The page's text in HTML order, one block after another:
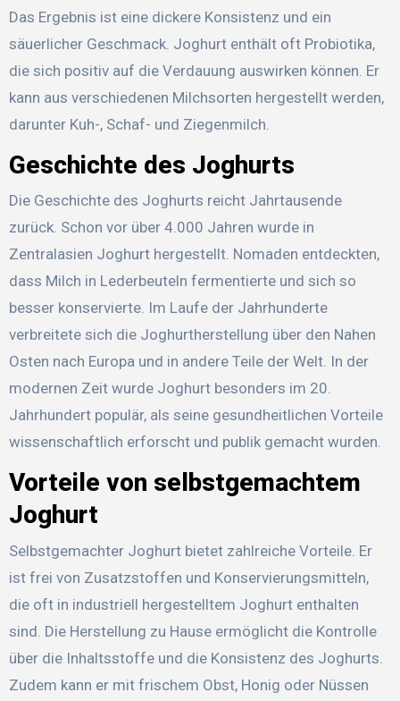
Das Ergebnis ist eine dickere Konsistenz und ein
säuerlicher Geschmack. Joghurt enthält oft Probiotika,
die sich positiv auf die Verdauung auswirken können. Er
kann aus verschiedenen Milchsorten hergestellt werden,
darunter Kuh-, Schaf- und Ziegenmilch.
Geschichte des Joghurts
Die Geschichte des Joghurts reicht Jahrtausende
zurück. Schon vor über 4.000 Jahren wurde in
Zentralasien Joghurt hergestellt. Nomaden entdeckten,
dass Milch in Lederbeuteln fermentierte und sich so
besser konservierte. Im Laufe der Jahrhunderte
verbreitete sich die Joghurtherstellung über den Nahen
Osten nach Europa und in andere Teile der Welt. In der
modernen Zeit wurde Joghurt besonders im 20.
Jahrhundert populär, als seine gesundheitlichen Vorteile
wissenschaftlich erforscht und publik gemacht wurden.
Vorteile von selbstgemachtem
Joghurt
Selbstgemachter Joghurt bietet zahlreiche Vorteile. Er
ist frei von Zusatzstoffen und Konservierungsmitteln,
die oft in industriell hergestelltem Joghurt enthalten
sind. Die Herstellung zu Hause ermöglicht die Kontrolle
über die Inhaltsstoffe und die Konsistenz des Joghurts.
Zudem kann er mit frischem Obst, Honig oder Nüssen